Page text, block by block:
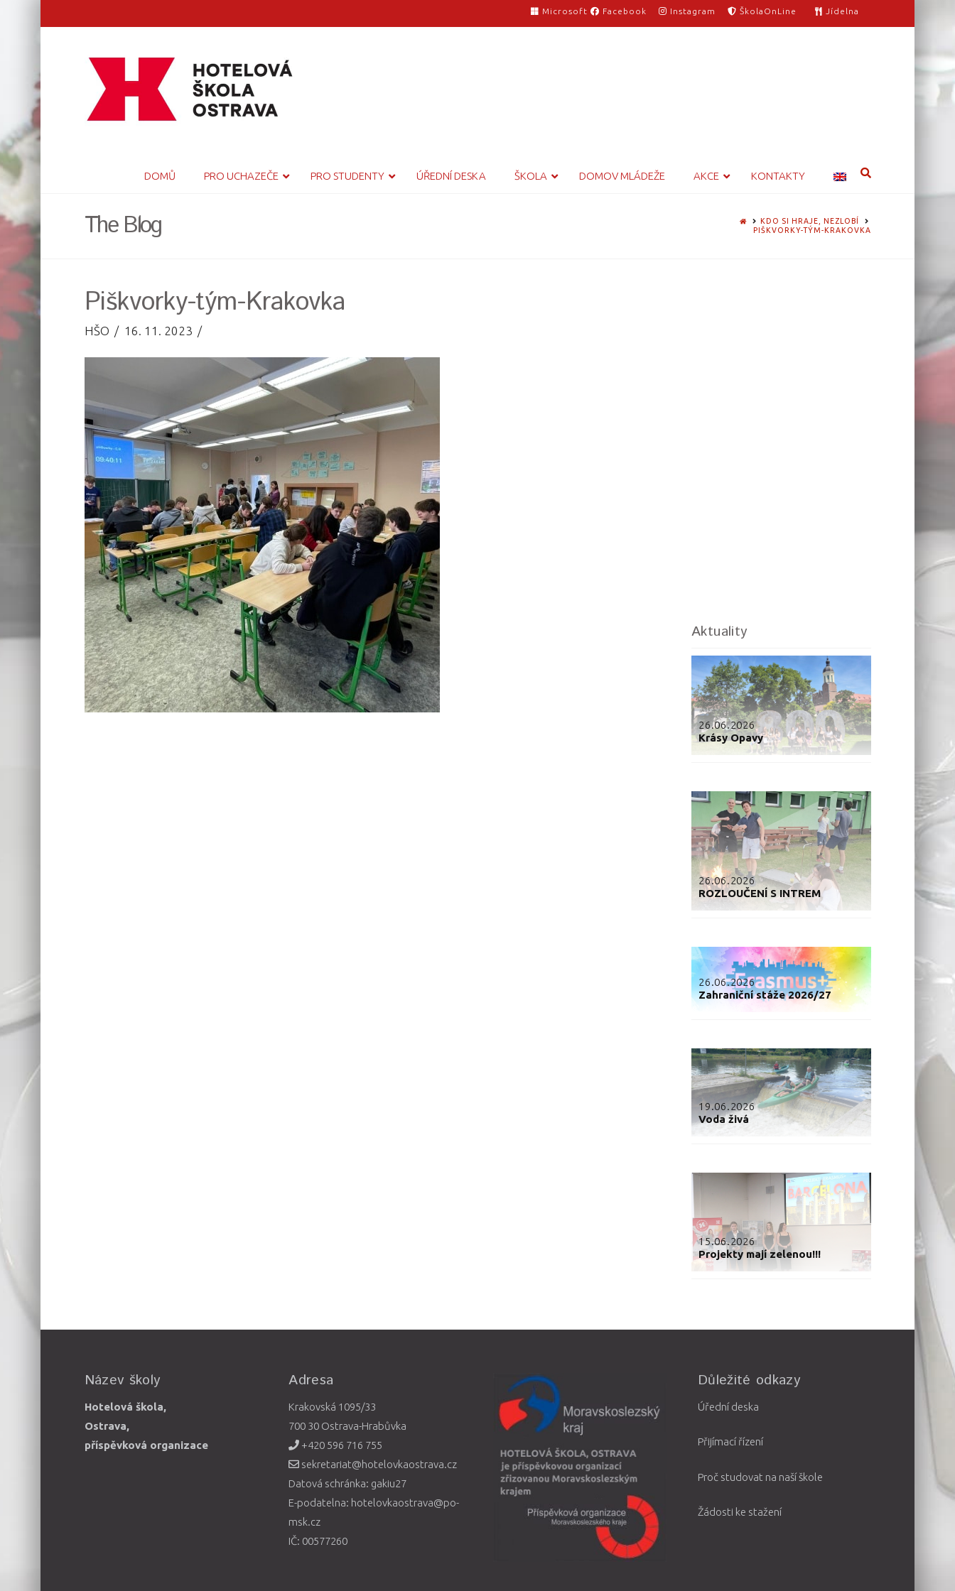
Microsoft Facebook Instagram ŠkolaOnLine Jídelna
DOMŮ PRO UCHAZEČE PRO STUDENTY ÚŘEDNÍ DESKA ŠKOLA DOMOV MLÁDEŽE AKCE KONTAKTY
The Blog HOMEKDO SI HRAJE, NEZLOBÍ
PIŠKVORKY-TÝM-KRAKOVKA
Piškvorky-tým-Krakovka
HŠO 16. 11. 2023
Aktuality
26.06.2026
Krásy Opavy
26.06.2026
ROZLOUČENÍ S INTREM
26.06.2026
Zahraniční stáže 2026/27
19.06.2026
Voda živá
15.06.2026
Projekty mají zelenou!!!
Název školy
Hotelová škola,
Ostrava,
příspěvková organizace
Adresa
Krakovská 1095/33
700 30 Ostrava-Hrabůvka
+420 596 716 755
sekretariat@hotelovkaostrava.cz
Datová schránka: gakiu27
E-podatelna: hotelovkaostrava@po-
msk.cz
IČ: 00577260
Důležité odkazy
Úřední deska
Přijímací řízení
Proč studovat na naší škole
Žádosti ke stažení